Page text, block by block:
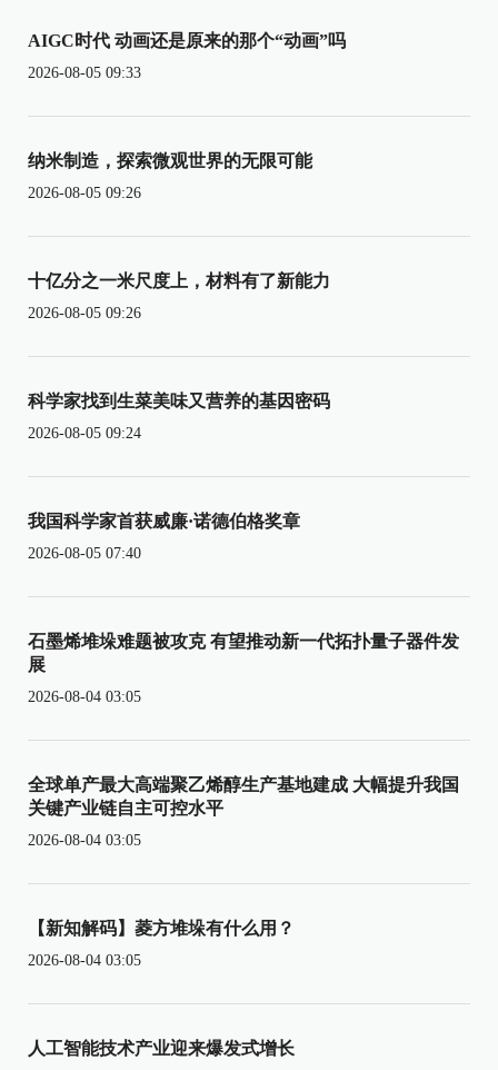
AIGC时代 动画还是原来的那个“动画”吗
2026-08-05 09:33
纳米制造，探索微观世界的无限可能
2026-08-05 09:26
十亿分之一米尺度上，材料有了新能力
2026-08-05 09:26
科学家找到生菜美味又营养的基因密码
2026-08-05 09:24
我国科学家首获威廉·诺德伯格奖章
2026-08-05 07:40
石墨烯堆垛难题被攻克 有望推动新一代拓扑量子器件发
展
2026-08-04 03:05
全球单产最大高端聚乙烯醇生产基地建成 大幅提升我国
关键产业链自主可控水平
2026-08-04 03:05
【新知解码】菱方堆垛有什么用？
2026-08-04 03:05
人工智能技术产业迎来爆发式增长